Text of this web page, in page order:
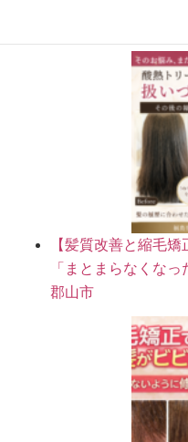
【髪質改善と縮毛
「まとまらなくな
郡山市